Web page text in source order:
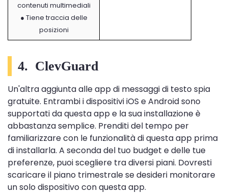
contenuti multimediali
● Tiene traccia delle
posizioni
4. ClevGuard
Un'altra aggiunta alle app di messaggi di testo spia
gratuite. Entrambi i dispositivi iOS e Android sono
supportati da questa app e la sua installazione è
abbastanza semplice. Prenditi del tempo per
familiarizzare con le funzionalità di questa app prima
di installarla. A seconda del tuo budget e delle tue
preferenze, puoi scegliere tra diversi piani. Dovresti
scaricare il piano trimestrale se desideri monitorare
un solo dispositivo con questa app.